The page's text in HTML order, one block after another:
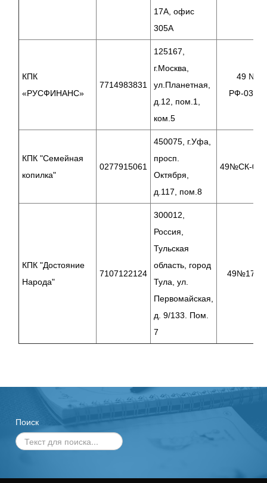
17А, офис
305А
КПК
«РУСФИНАНС»
7714983831
125167,
г.Москва,
ул.Планетная,
д.12, пом.1,
ком.5
49 №
РФ-03/17
КПК "Семейная
копилка"
0277915061
450075, г.Уфа,
просп.
Октября,
д.117, пом.8
49№СК-09/
КПК "Достояние
Народа"
7107122124
300012,
Россия,
Тульская
область, город
Тула, ул.
Первомайская,
д. 9/133. Пом.
7
49№17/17
Поиск